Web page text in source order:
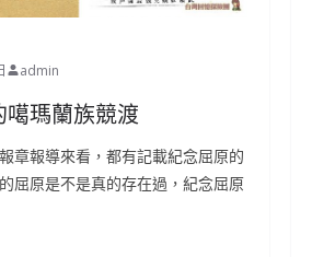
admin
瑪蘭族競渡
章報導來看，都有記載紀念屈原的
屈原是不是真的存在過，紀念屈原